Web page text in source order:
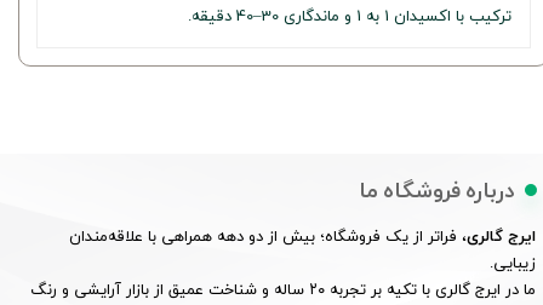
ترکیب با اکسیدان 1 به 1 و ماندگاری 30–40 دقیقه.
درباره فروشگاه ما
ایرج گالری، فراتر از یک فروشگاه؛ بیش از دو دهه همراهی با علاقه‌مندان
زیبایی.
ما در ایرج گالری با تکیه بر تجربه ۲۰ ساله و شناخت عمیق از بازار آرایشی و رنگ